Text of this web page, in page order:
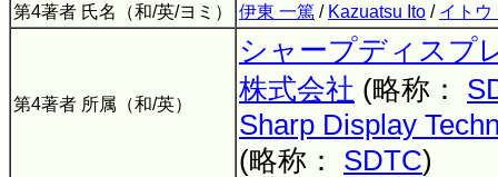
第4著者 氏名（和/英/ヨミ） 伊東 一篤 / Kazuatsu Ito / イトウ
第4著者 所属（和/英）
シャープディスプ
株式会社 (略称：
Sharp Display
(略称： SDTC)